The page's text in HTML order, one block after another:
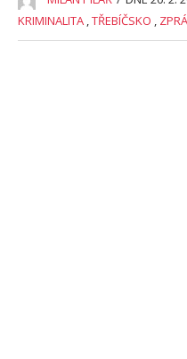
KRIMINALITA ,TŘEBÍČSKO ,